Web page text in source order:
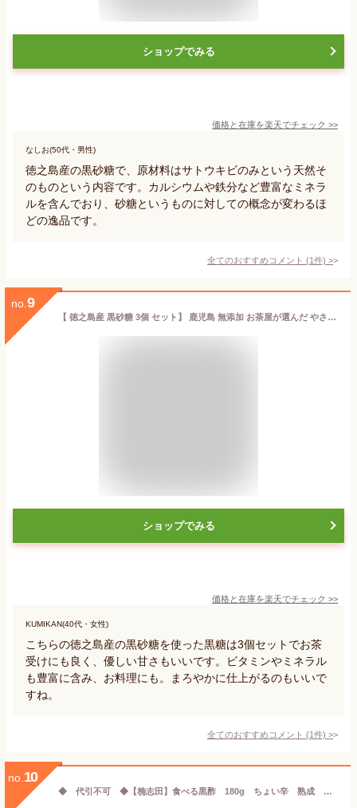
ショップでみる
価格と在庫を楽天でチェック >>
なしお(50代・男性)
徳之島産の黒砂糖で、原材料はサトウキビのみという天然そ
のものという内容です。カルシウムや鉄分など豊富なミネラ
ルを含んでおり、砂糖というものに対しての概念が変わるほ
どの逸品です。
全てのおすすめコメント (1件) >
no. 9
【 徳之島産 黒砂糖 3個 セット】 鹿児島 無添加 お茶屋が選んだ やさしい甘さ お茶うけ 料理 黒糖 お徳用 サトウキビ ビタミン ミネラル スイーツ おかし お菓子 調味料 砂糖 家庭用 メール便 送料無料 送料込 飴 景品 あいさつ 贈答用 お土産 業務用 おいしい 美味しい
ショップでみる
価格と在庫を楽天でチェック >>
KUMIKAN(40代・女性)
こちらの徳之島産の黒砂糖を使った黒糖は3個セットでお茶
受けにも良く、優しい甘さもいいです。ビタミンやミネラル
も豊富に含み、お料理にも。まろやかに仕上がるのもいいで
すね。
全てのおすすめコメント (1件) >
no. 10
◆ 代引不可 ◆【桷志田】食べる黒酢 180g ちょい辛 熟成 黒酢 健康 美容 無添加 ご飯のお供 亀壺三年熟成有機黒酢使用 鹿児島県霧島市福山町